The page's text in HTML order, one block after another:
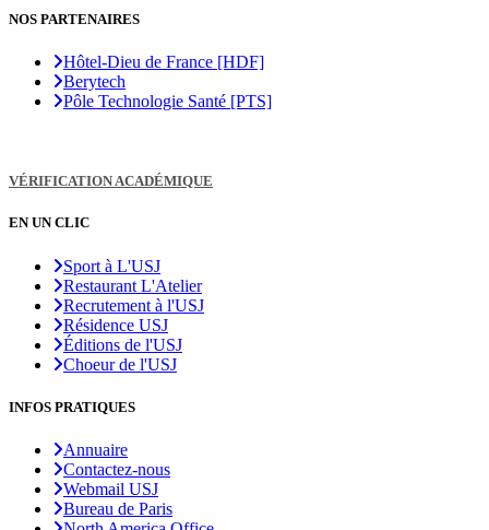
NOS PARTENAIRES
Hôtel-Dieu de France [HDF]
Berytech
Pôle Technologie Santé [PTS]
VÉRIFICATION ACADÉMIQUE
EN UN CLIC
Sport à L'USJ
Restaurant L'Atelier
Recrutement à l'USJ
Résidence USJ
Éditions de l'USJ
Choeur de l'USJ
INFOS PRATIQUES
Annuaire
Contactez-nous
Webmail USJ
Bureau de Paris